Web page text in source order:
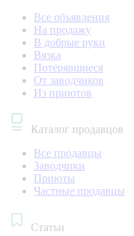
Все объявления
На продажу
В добрые руки
Вязка
Потерявшиеся
От заводчиков
Из приютов
Каталог продавцов
Все продавцы
Заводчики
Приюты
Частные продавцы
Статьи